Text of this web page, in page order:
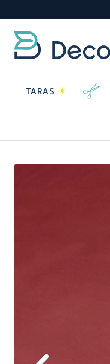
TARAS ☀
Przejdź